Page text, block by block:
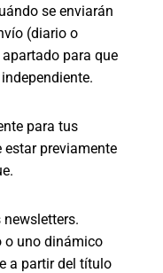
se enviarán
(diario o
para que
para tus
estar previamente
newsletters.
o uno dinámico
a partir del título